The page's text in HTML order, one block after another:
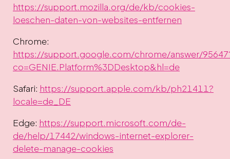
https://support.mozilla.org/de/kb/cookies-
loeschen-daten-von-websites-entfernen
Chrome:
https://support.google.com/chrome/answer/
co=GENIE.Platform%3DDesktop&hl=de
Safari: https://support.apple.com/kb/ph21411?
locale=de_DE
Edge: https://support.microsoft.com/de-
de/help/17442/windows-internet-explorer-
delete-manage-cookies